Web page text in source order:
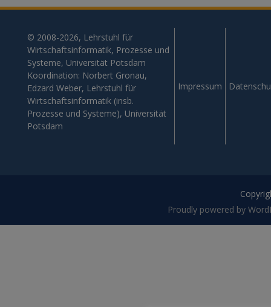
© 2008-2026, Lehrstuhl für
Wirtschaftsinformatik, Prozesse und
Systeme, Universität Potsdam
Koordination: Norbert Gronau,
Edzard Weber, Lehrstuhl für
Wirtschaftsinformatik (insb.
Prozesse und Systeme), Universität
Potsdam
Impressum
Proudly powered by